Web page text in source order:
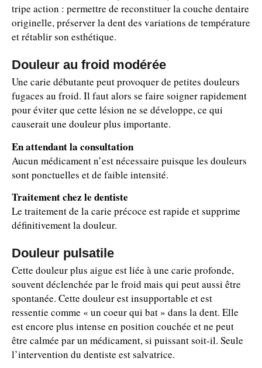
tripe action : permettre de reconstituer la couche dentaire
originelle, préserver la dent des variations de température
et rétablir son esthétique.
Douleur au froid modérée
Une carie débutante peut provoquer de petites douleurs
fugaces au froid. Il faut alors se faire soigner rapidement
pour éviter que cette lésion ne se développe, ce qui
causerait une douleur plus importante.
En attendant la consultation
Aucun médicament n’est nécessaire puisque les douleurs
sont ponctuelles et de faible intensité.
Traitement chez le dentiste
Le traitement de la carie précoce est rapide et supprime
définitivement la douleur.
Douleur pulsatile
Cette douleur plus aigue est liée à une carie profonde,
souvent déclenchée par le froid mais qui peut aussi être
spontanée. Cette douleur est insupportable et est
ressentie comme « un coeur qui bat » dans la dent. Elle
est encore plus intense en position couchée et ne peut
être calmée par un médicament, si puissant soit-il. Seule
l’intervention du dentiste est salvatrice.